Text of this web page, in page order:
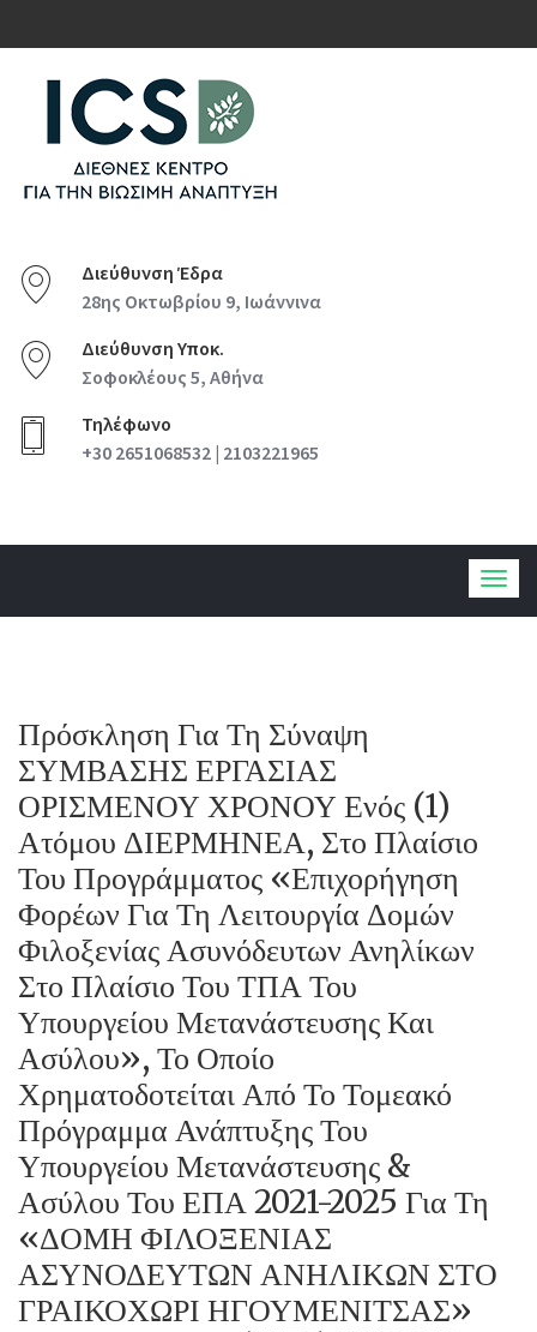
Διεύθυνση Έδρα
28ης Οκτωβρίου 9, Ιωάννινα
Διεύθυνση Υποκ.
Σοφοκλέους 5, Αθήνα
Τηλέφωνο
+30 2651068532 | 2103221965
Πρόσκληση Για Τη Σύναψη
ΣΥΜΒΑΣΗΣ ΕΡΓΑΣΙΑΣ
ΟΡΙΣΜΕΝΟΥ ΧΡΟΝΟΥ Ενός (1)
Ατόμου ΔΙΕΡΜΗΝΕΑ, Στο Πλαίσιο
Του Προγράμματος «Επιχορήγηση
Φορέων Για Τη Λειτουργία Δομών
Φιλοξενίας Ασυνόδευτων Ανηλίκων
Στο Πλαίσιο Του ΤΠΑ Του
Υπουργείου Μετανάστευσης Και
Ασύλου», Το Οποίο
Χρηματοδοτείται Από Το Τομεακό
Πρόγραμμα Ανάπτυξης Του
Υπουργείου Μετανάστευσης &
Ασύλου Του ΕΠΑ 2021-2025 Για Τη
«ΔΟΜΗ ΦΙΛΟΞΕΝΙΑΣ
ΑΣΥΝΟΔΕΥΤΩΝ ΑΝΗΛΙΚΩΝ ΣΤΟ
ΓΡΑΙΚΟΧΩΡΙ ΗΓΟΥΜΕΝΙΤΣΑΣ»